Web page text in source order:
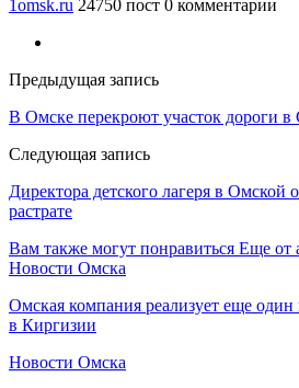
1omsk.ru 24750 пост 0 комментарии
Предыдущая запись
В Омске перекроют участок дороги в
Следующая запись
Директора детского лагеря в Омской
растрате
Вам также могут понравиться Еще от
Новости Омска
Омская компания реализует еще один
в Киргизии
Новости Омска